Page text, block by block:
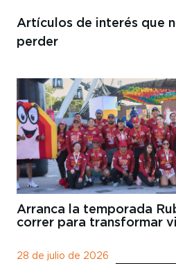
Artículos de interés que
perder
Arranca la temporada
correr para transformar
28 de julio de 2026